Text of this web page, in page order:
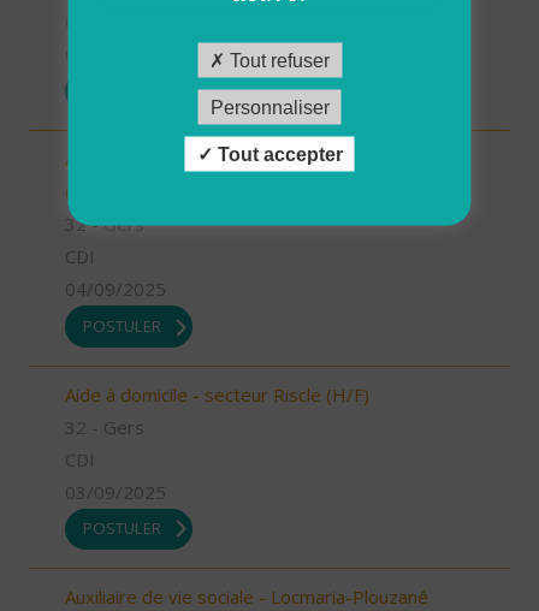
Auxiliaire de vie sociale - secteur L'Isle Jourdain
(H/F)
32 - Gers
CDI
04/09/2025
POSTULER
Aide à domicile - secteur Riscle (H/F)
32 - Gers
CDI
03/09/2025
POSTULER
Auxiliaire de vie sociale - Locmaria-Plouzané
Tout refuser
Personnaliser
Tout accepter